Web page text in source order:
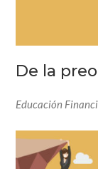
De la
Educación